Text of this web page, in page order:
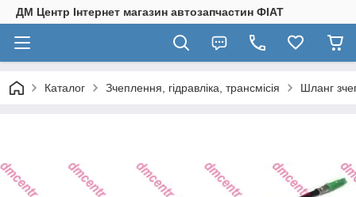
ДМ Центр Інтернет магазин автозапчастин ФІАТ
Каталог Зчеплення, гідравліка, трансмісія Шланг